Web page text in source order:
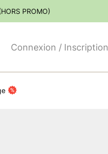
PROMO)
Connexion / Inscription